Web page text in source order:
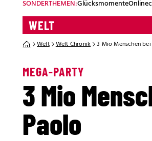
SONDERTHEMEN:Glücksmomente
WELT
Welt Welt Chronik 3 Mio Menschen
MEGA-PARTY
3 Mio
Paolo